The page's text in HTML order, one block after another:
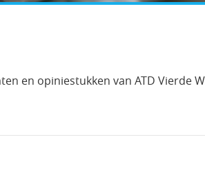
en opiniestukken van ATD Vierde